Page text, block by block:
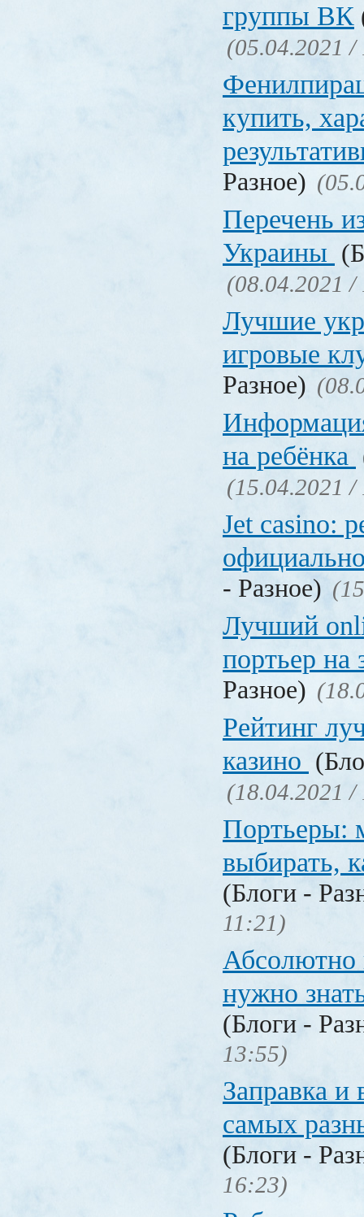
группы ВК
(05.04.2021 /
купить,
Разное)
Перечень
Украины
(08.04.2021 /
Лучшие
игровые
Разное)
на ребёнка
(15.04.2021 /
Jet casino:
- Разное)
Лучший
портьер на
Разное)
Рейтинг
казино
(18.04.2021 /
Портьеры:
выбирать,
(Блоги -
11:21)
Абсолютно
нужно
(Блоги -
13:55)
Заправка и
самых
(Блоги -
16:23)